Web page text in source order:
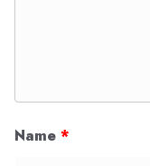
Name *